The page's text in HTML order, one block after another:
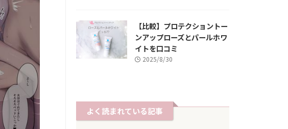
【比較】プロテクショントー
ンアップローズとパールホワ
イトを口コミ
2025/8/30
よく読まれている記事